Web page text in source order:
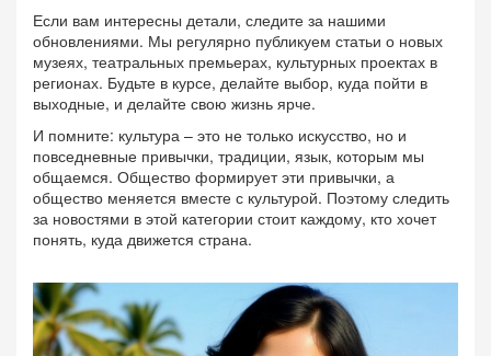
Если вам интересны детали, следите за нашими
обновлениями. Мы регулярно публикуем статьи о новых
музеях, театральных премьерах, культурных проектах в
регионах. Будьте в курсе, делайте выбор, куда пойти в
выходные, и делайте свою жизнь ярче.
И помните: культура – это не только искусство, но и
повседневные привычки, традиции, язык, которым мы
общаемся. Общество формирует эти привычки, а
общество меняется вместе с культурой. Поэтому следить
за новостями в этой категории стоит каждому, кто хочет
понять, куда движется страна.